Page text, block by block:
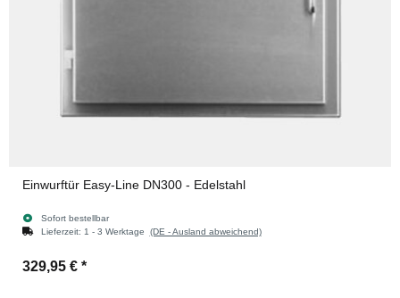
Einwurftür Easy-Line DN300 - Edelstahl
Sofort bestellbar
Lieferzeit: 1 - 3 Werktage (DE - Ausland abweichend)
329,95 € *